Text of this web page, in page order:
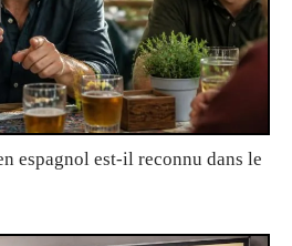
espagnol est-il reconnu dans le